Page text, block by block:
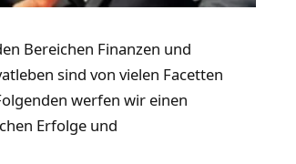
Bereichen Finanzen und
sind von vielen Facetten
werfen wir einen
Erfolge und